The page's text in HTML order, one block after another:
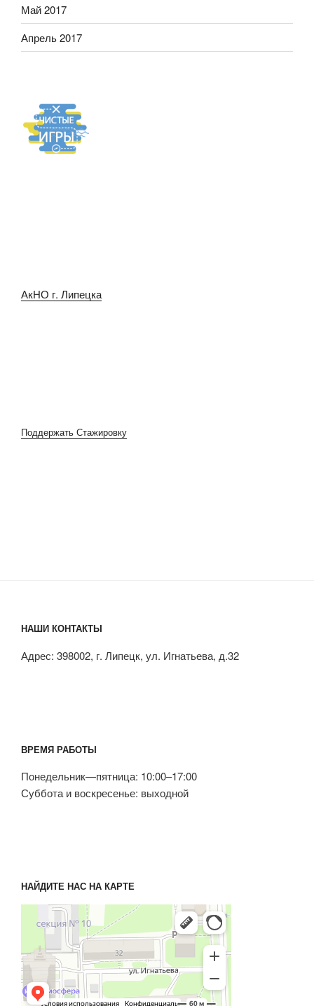
Май 2017
Апрель 2017
АкНО г. Липецка
Поддержать Стажировку
НАШИ КОНТАКТЫ
Адрес: 398002, г. Липецк, ул. Игнатьева, д.32
ВРЕМЯ РАБОТЫ
Понедельник—пятница: 10:00–17:00
Суббота и воскресенье: выходной
НАЙДИТЕ НАС НА КАРТЕ